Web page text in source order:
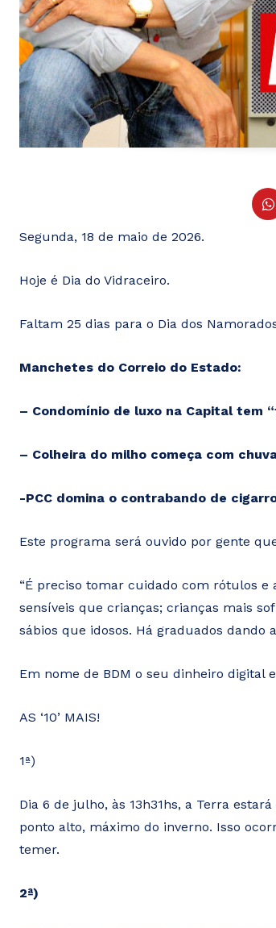
Segunda, 18 de maio de 2026.
Hoje é Dia do Vidraceiro.
Faltam 25 dias para o Dia dos
Manchetes do Correio do Estado:
– Condomínio de luxo na Capital tem
– Colheira do milho começa com
-PCC domina o contrabando de
Este programa será ouvido por gente
“É preciso tomar cuidado com rótulos
sensíveis que crianças; crianças mais
sábios que idosos. Há graduados dando
Em nome de BDM o seu dinheiro digital
AS ‘10’ MAIS!
1ª)
Dia 6 de julho, às 13h31hs, a Terra
ponto alto, máximo do inverno. Isso
temer.
2ª)